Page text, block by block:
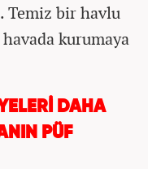
Temiz bir havlu
kurumaya
DAHA
PÜF